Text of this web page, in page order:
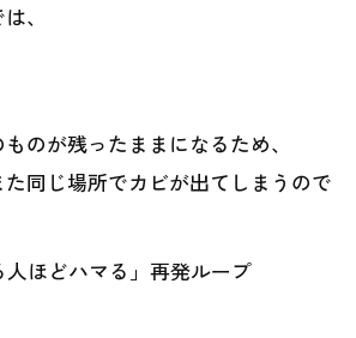
、
のが残ったままになるため、
同じ場所でカビが出てしまうので
ほどハマる」再発ループ